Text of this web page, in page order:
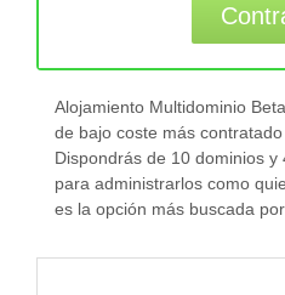
Alojamiento Multidominio
de bajo coste más
Dispondrás de 10 dominios
para administrarlos como
es la opción más buscada